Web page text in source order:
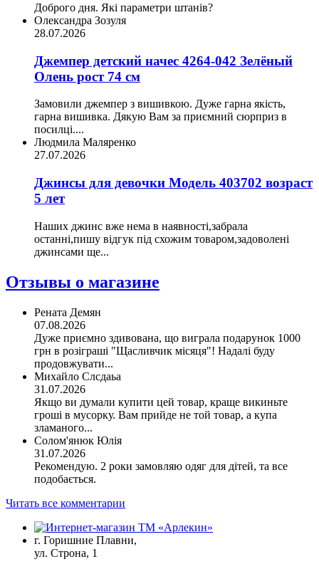
Доброго дня. Які параметри штанів?
Олександра Зозуля
28.07.2026
Джемпер детский начес 4264-042 Зелёный
Олень рост 74 см
Замовили джемпер з вишивкою. Дуже гарна якість,
гарна вишивка. Дякую Вам за приємний сюрприз в
посилці....
Людмила Маляренко
27.07.2026
Джинсы для девочки Модель 403702 возраст
5 лет
Наших джинс вже нема в наявності,забрала
останні,пишу відгук під схожим товаром,задоволені
джинсами ще...
Отзывы о магазине
Рената Демян
07.08.2026
Дуже приємно здивована, що виграла подарунок 1000
грн в розіграші "Щасливчик місяця"! Надалі буду
продовжувати...
Михайло Слсдаьа
31.07.2026
Якщо ви думали купити цей товар, краще викиньте
гроші в мусорку. Вам прийде не той товар, а купа
зламаного...
Солом'янюк Юлія
31.07.2026
Рекомендую. 2 роки замовляю одяг для дітей, та все
подобається.
Читать все комментарии
г. Горишние Плавни,
ул. Строна, 1